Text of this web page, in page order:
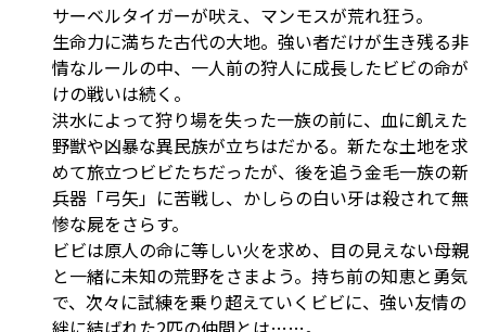
サーベルタイガーが吠え、マンモスが荒れ狂う。
生命力に満ちた古代の大地。強い者だけが生き残る非
情なルールの中、一人前の狩人に成長したビビの命が
けの戦いは続く。
洪水によって狩り場を失った一族の前に、血に飢えた
野獣や凶暴な異民族が立ちはだかる。新たな土地を求
めて旅立つビビたちだったが、後を追う金毛一族の新
兵器「弓矢」に苦戦し、かしらの白い牙は殺されて無
惨な屍をさらす。
ビビは原人の命に等しい火を求め、目の見えない母親
と一緒に未知の荒野をさまよう。持ち前の知恵と勇気
で、次々に試練を乗り超えていくビビに、強い友情の